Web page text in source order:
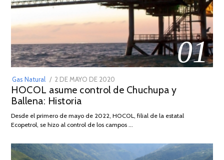
01
Gas Natural
POSTED
ON
2 DE MAYO DE 2020
DE
2026
HOCOL asume control de Chuchupa y
Ballena: Historia
Desde el primero de mayo de 2022, HOCOL, filial de la estatal
Ecopetrol, se hizo al control de los campos …